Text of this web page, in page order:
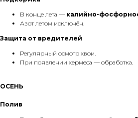
В конце лета — калийно-
Азот летом исключён.
Защита от вредителей
Регулярный осмотр хвои.
При появлении хермеса — обработка.
ОСЕНЬ
Полив